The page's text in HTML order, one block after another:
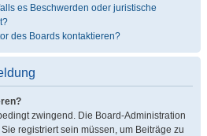
es Beschwerden oder juristische
des Boards kontaktieren?
zwingend. Die Board-Administration
registriert sein müssen, um Beiträge zu